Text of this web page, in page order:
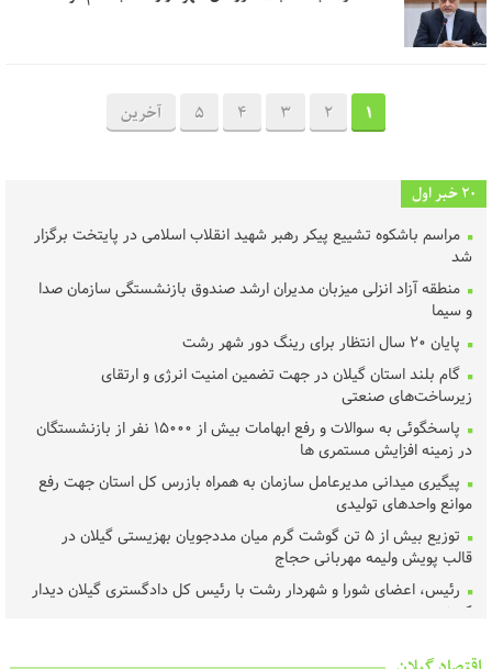
1
2
3
4
5 آخرین
20 خبر اول
مراسم باشکوه تشییع پیکر رهبر شهید انقلاب اسلامی در پایتخت برگزار
شد
منطقه آزاد انزلی میزبان مدیران ارشد صندوق بازنشستگی سازمان صدا
و سیما
پایان ۲۰ سال انتظار برای رینگ دور شهر رشت
گام بلند استان گیلان در جهت تضمین امنیت انرژی و ارتقای
زیرساخت‌های صنعتی
پاسخگوئی به سوالات و رفع ابهامات بیش از ۱۵۰۰۰ نفر از بازنشستگان
در زمینه افزایش مستمری ها
پیگیری میدانی مدیرعامل سازمان به همراه بازرس کل استان جهت رفع
موانع واحدهای تولیدی
توزیع بیش از ۵ تن گوشت گرم میان مددجویان بهزیستی گیلان در
قالب پویش ولیمه مهربانی حجاج
رئیس، اعضای شورا و شهردار رشت با رئیس‌ کل دادگستری گیلان دیدار
کردند ‌